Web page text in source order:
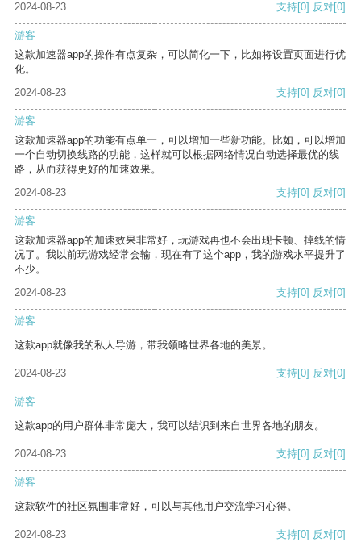
2024-08-23 支持[0] 反对[0]
游客
这款加速器app的操作有点复杂，可以简化一下，比如将设置页面进行优
化。
2024-08-23
支持[0] 反对[0]
游客
这款加速器app的功能有点单一，可以增加一些新功能。比如，可以增加
一个自动切换线路的功能，这样就可以根据网络情况自动选择最优的线
路，从而获得更好的加速效果。
2024-08-23
支持[0] 反对[0]
游客
这款加速器app的加速效果非常好，玩游戏再也不会出现卡顿、掉线的情
况了。我以前玩游戏经常会输，现在有了这个app，我的游戏水平提升了
不少。
2024-08-23
支持[0] 反对[0]
游客
这款app就像我的私人导游，带我领略世界各地的美景。
2024-08-23 支持[0] 反对[0]
游客
这款app的用户群体非常庞大，我可以结识到来自世界各地的朋友。
2024-08-23 支持[0] 反对[0]
游客
这款软件的社区氛围非常好，可以与其他用户交流学习心得。
2024-08-23 支持[0] 反对[0]